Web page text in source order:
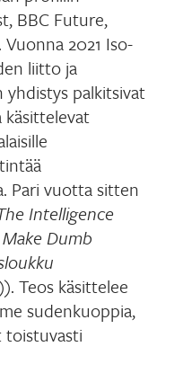
BBC Future,
2021 Iso-
liitto ja
palkitsivat
Pari vuotta sitten
Intelligence
Dumb
Teos käsittelee
sudenkuoppia,
toistuvasti